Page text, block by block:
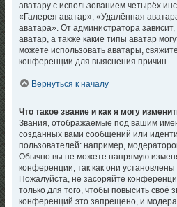
аватару с использованием четырёх
«Галерея аватар», «Удалённая
аватара». От администратора
аватар, а также какие типы аватар
можете использовать аватары,
конференции для выяснения причин.
Вернуться к началу
Что такое звание и как я могу
Звания, отображаемые под вашим
созданных вами сообщений или
пользователей: например,
Обычно вы не можете напрямую
конференции, так как они
Пожалуйста, не засоряйте
только для того, чтобы повысить своё
конференций это запрещено, и